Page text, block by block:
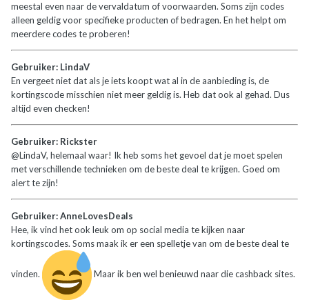
meestal even naar de vervaldatum of voorwaarden. Soms zijn codes
alleen geldig voor specifieke producten of bedragen. En het helpt om
meerdere codes te proberen!
Gebruiker: LindaV
En vergeet niet dat als je iets koopt wat al in de aanbieding is, de
kortingscode misschien niet meer geldig is. Heb dat ook al gehad. Dus
altijd even checken!
Gebruiker: Rickster
@LindaV, helemaal waar! Ik heb soms het gevoel dat je moet spelen
met verschillende technieken om de beste deal te krijgen. Goed om
alert te zijn!
Gebruiker: AnneLovesDeals
Hee, ik vind het ook leuk om op social media te kijken naar
kortingscodes. Soms maak ik er een spelletje van om de beste deal te
vinden. Maar ik ben wel benieuwd naar die cashback sites.